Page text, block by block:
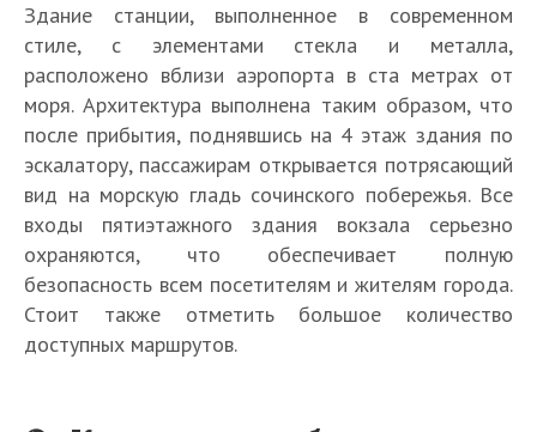
Здание станции, выполненное в современном
стиле, с элементами стекла и металла,
расположено вблизи аэропорта в ста метрах от
моря. Архитектура выполнена таким образом, что
после прибытия, поднявшись на 4 этаж здания по
эскалатору, пассажирам открывается потрясающий
вид на морскую гладь сочинского побережья. Все
входы пятиэтажного здания вокзала серьезно
охраняются, что обеспечивает полную
безопасность всем посетителям и жителям города.
Стоит также отметить большое количество
доступных маршрутов.